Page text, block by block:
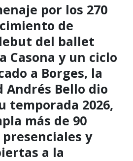
por los 270
de
del ballet
Casona y un ciclo
a Borges, la
Andrés Bello dio
temporada 2026,
más de 90
y
a la